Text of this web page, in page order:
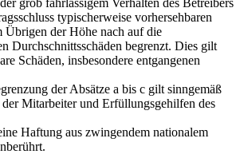
grob fahrlässigem Verhalten des Betreibers
typischerweise vorhersehbaren
Übrigen der Höhe nach auf die
Durchschnittsschäden begrenzt. Dies gilt
Schäden, insbesondere entgangenen
der Absätze a bis c gilt sinngemäß
der Mitarbeiter und Erfüllungsgehilfen des
Haftung aus zwingendem nationalem